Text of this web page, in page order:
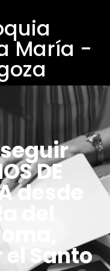
María -
DE
desde
del
Santo